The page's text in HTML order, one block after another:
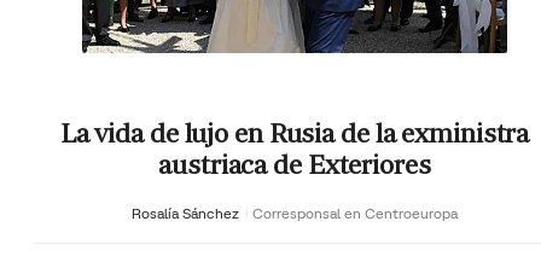
La vida de lujo en Rusia de la exministra
austriaca de Exteriores
Rosalía Sánchez Corresponsal en Centroeuropa